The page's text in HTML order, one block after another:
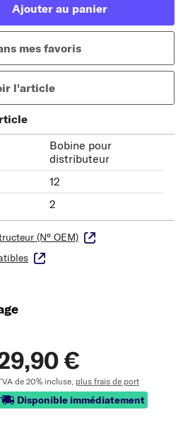
Ajouter au panier
mes favoris
l'article
Bobine pour
distributeur
12
2
(N° OEM)
€
de 20% incluse, plus frais de port
Disponible immédiatement